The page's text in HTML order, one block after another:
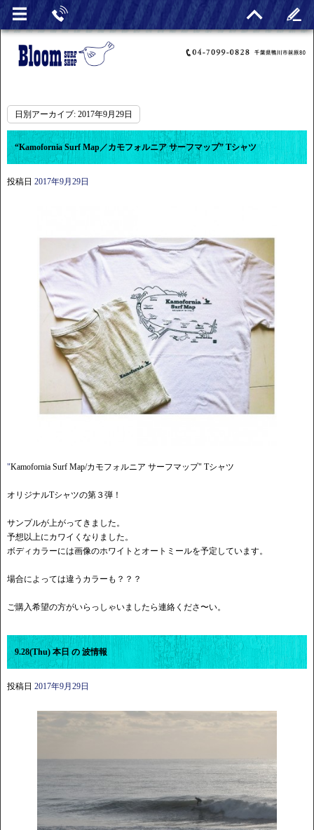
日別アーカイブ: 2017年9月29日
“Kamofornia Surf Map／カモフォルニア サーフマップ” Tシャツ
投稿日 2017年9月29日
"Kamofornia Surf Map/カモフォルニア サーフマップ" Tシャツ
オリジナルTシャツの第３弾！
サンプルが上がってきました。
予想以上にカワイくなりました。
ボディカラーには画像のホワイトとオートミールを予定しています。
場合によっては違うカラーも？？？
ご購入希望の方がいらっしゃいましたら連絡くださ〜い。
9.28(Thu) 本日 の 波情報
投稿日 2017年9月29日